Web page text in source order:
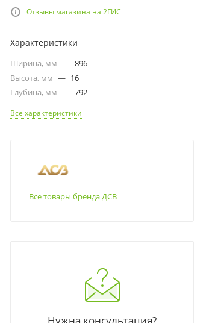
Отзывы магазина на 2ГИС
Характеристики
Ширина, мм — 896
Высота, мм — 16
Глубина, мм — 792
Все характеристики
Все товары бренда ДСВ
Нужна консультация?